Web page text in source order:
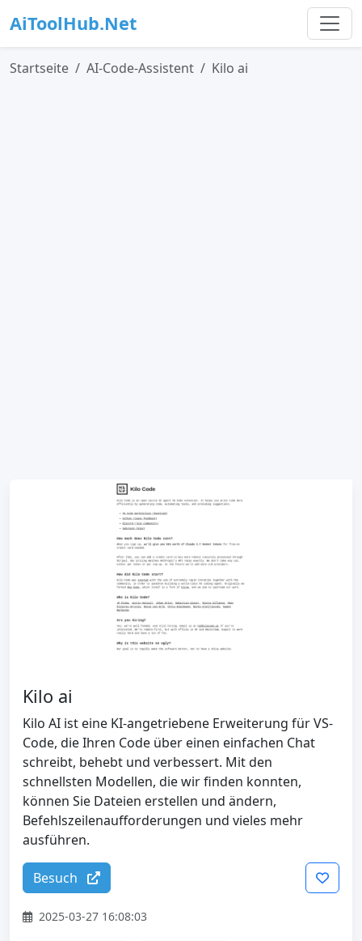
AiToolHub.Net
Startseite AI-Code-Assistent Kilo ai
Kilo ai
Kilo AI ist eine KI-angetriebene Erweiterung für VS-
Code, die Ihren Code über einen einfachen Chat
schreibt, behebt und verbessert. Mit den
schnellsten Modellen, die wir finden konnten,
können Sie Dateien erstellen und ändern,
Befehlszeilenaufforderungen und vieles mehr
ausführen.
Besuch
2025-03-27 16:08:03